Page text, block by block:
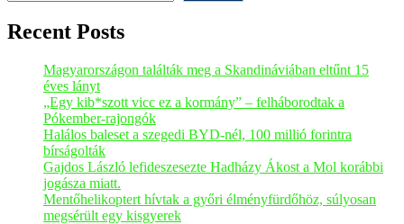
Recent Posts
Magyarországon találták meg a Skandináviában eltűnt 15
éves lányt
„Egy kib*szott vicc ez a kormány” – felháborodtak a
Pókember-rajongók
Halálos baleset a szegedi BYD-nél, 100 millió forintra
bírságolták
Gajdos László lefideszesezte Hadházy Ákost a Mol korábbi
jogásza miatt.
Mentőhelikoptert hívtak a győri élményfürdőhöz, súlyosan
megsérült egy kisgyerek